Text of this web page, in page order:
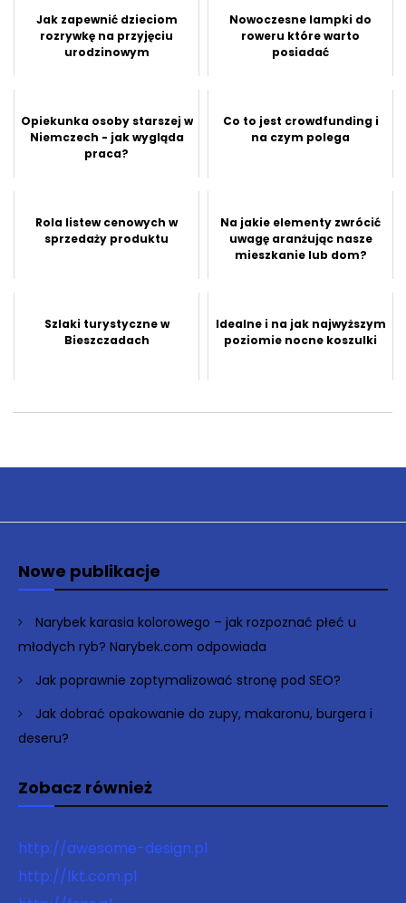
Jak zapewnić dzieciom
rozrywkę na przyjęciu
urodzinowym
Nowoczesne lampki do
roweru które warto
posiadać
Opiekunka osoby starszej w
Niemczech - jak wygląda
praca?
Co to jest crowdfunding i
na czym polega
Rola listew cenowych w
sprzedaży produktu
Na jakie elementy zwrócić
uwagę aranżując nasze
mieszkanie lub dom?
Szlaki turystyczne w
Bieszczadach
Idealne i na jak najwyższym
poziomie nocne koszulki
Nowe publikacje
Narybek karasia kolorowego – jak rozpoznać płeć u
młodych ryb? Narybek.com odpowiada
Jak poprawnie zoptymalizować stronę pod SEO?
Jak dobrać opakowanie do zupy, makaronu, burgera i
deseru?
Zobacz również
http://awesome-design.pl
http://lkt.com.pl